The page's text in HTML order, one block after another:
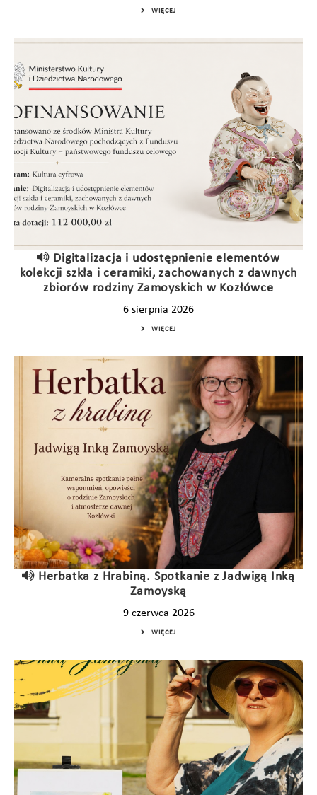
WIĘCEJ
Digitalizacja i udostępnienie elementów
kolekcji szkła i ceramiki, zachowanych z dawnych
zbiorów rodziny Zamoyskich w Kozłówce
6 sierpnia 2026
WIĘCEJ
Herbatka z Hrabiną. Spotkanie z Jadwigą Inką
Zamoyską
9 czerwca 2026
WIĘCEJ